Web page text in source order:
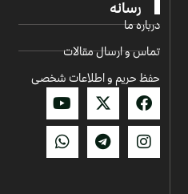
رسانه
درباره ما
تماس و ارسال مقالات
حفظ حریم و اطلاعات شخصی